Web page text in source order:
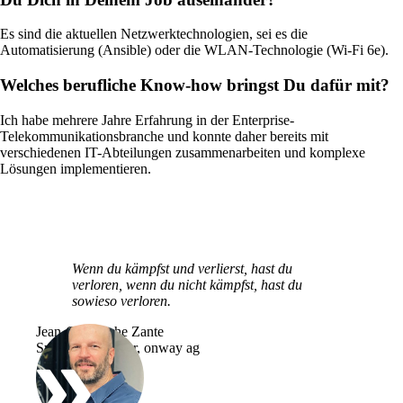
Netzwerk
Sicherheit
WLAN
Netzwerk
Es sind die aktuellen Netzwerktechnologien, sei es die
Automatisierung (Ansible) oder die WLAN-Technologie (Wi-Fi 6e).
Welches berufliche Know-how bringst Du dafür mit?
Ich habe mehrere Jahre Erfahrung in der Enterprise-
Telekommunikationsbranche und konnte daher bereits mit
verschiedenen IT-Abteilungen zusammenarbeiten und komplexe
Lösungen implementieren.
Wenn du kämpfst und verlierst, hast du
verloren, wenn du nicht kämpfst, hast du
sowieso verloren.
Jean-Christophe Zante
Systems Engineer, onway ag